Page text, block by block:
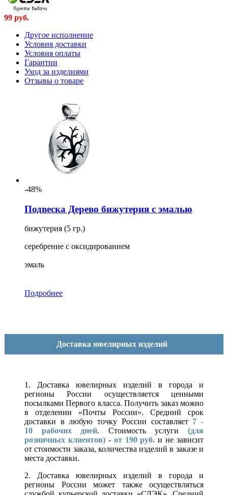
99 руб.
Другое исполнение
Условия доставки
Условия оплаты
Гарантии
Уход за изделиями
Отзывы о товаре
-48%
Подвеска Дерево бижутерия с эмалью
бижутерия (5 гр.)
серебрение с оксидированием
эмаль
Подробнее
Доставка ювелирных изделий
1. Доставка ювелирных изделий в города и
регионы России осуществляется ценными
посылками Первого класса. Получить заказ можно
в отделении «Почты России». Средний срок
доставки в любую точку России составляет 7 -
10 рабочих дней. Стоимость услуги(для
розничных клиентов)- от 190 руб. и не зависит
от стоимости заказа, количества изделий в заказе и
места доставки.
2. Доставка ювелирных изделий в города и
регионы России может также осуществляться